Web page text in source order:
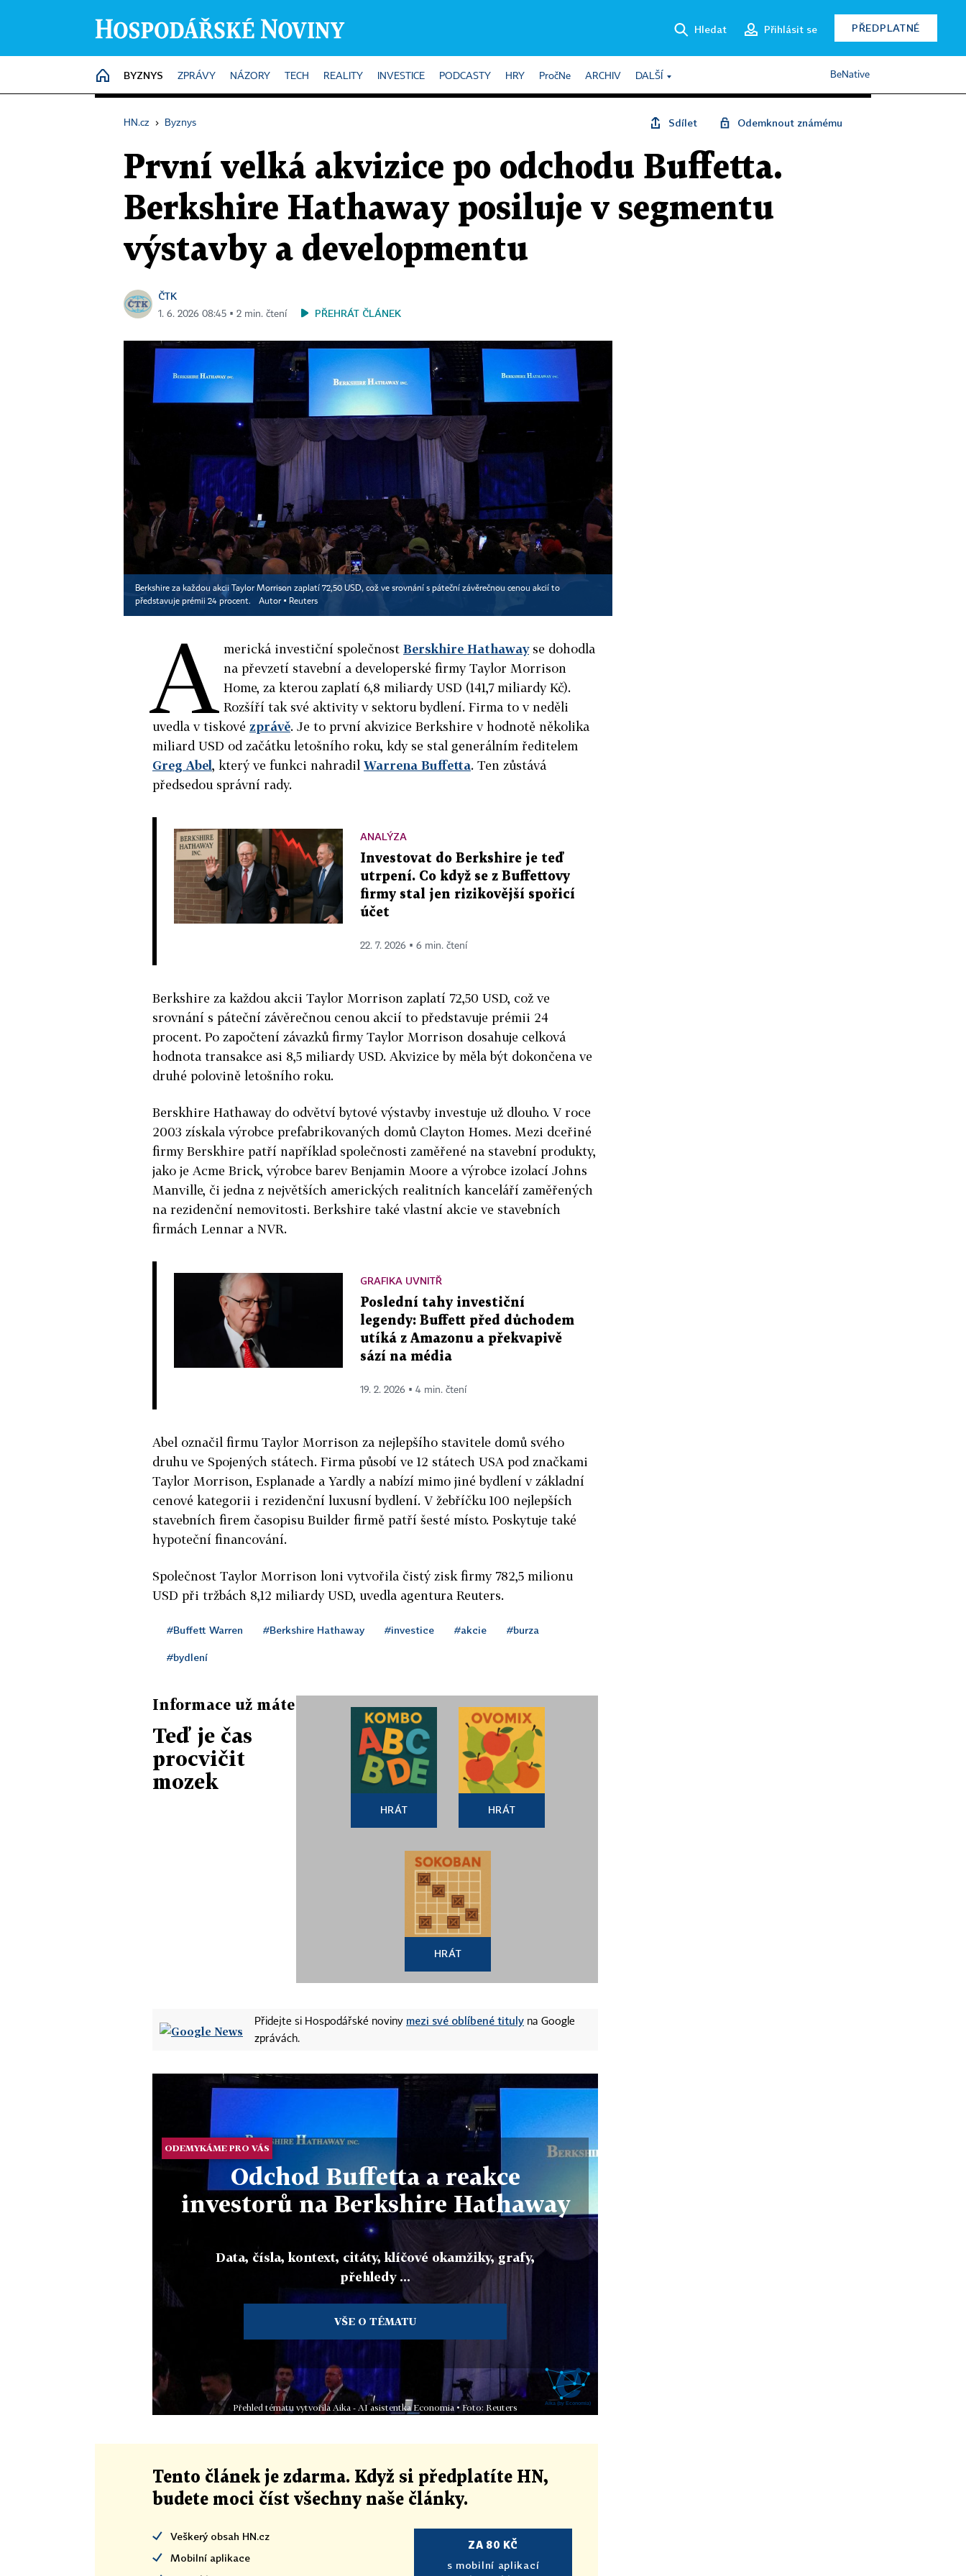
Hledat Přihlásit se PŘEDPLATNÉ
HOME
BYZNYS ZPRÁVY NÁZORY TECH REALITY INVESTICE PODCASTY HRY PročNe ARCHIV DALŠÍ BeNative
HN.cz › Byznys Sdílet Odemknout známému
První velká akvizice po odchodu Buffetta.
Berkshire Hathaway posiluje v segmentu
výstavby a developmentu
ČTK
1. 6. 2026 08:45 ▪ 2 min. čtení PŘEHRÁT ČLÁNEK
Berkshire za každou akcii Taylor Morrison zaplatí 72,50 USD, což ve srovnání s páteční závěrečnou cenou akcií to
představuje prémii 24 procent.
Autor ▪ Reuters
A merická investiční společnost Berskhire Hathawayse dohodla
na převzetí stavební a developerské firmy Taylor Morrison
Home, za kterou zaplatí 6,8 miliardy USD (141,7 miliardy Kč).
Rozšíří tak své aktivity v sektoru bydlení. Firma to v neděli
uvedla v tiskové zprávě. Je to první akvizice Berkshire v hodnotě několika
miliard USD od začátku letošního roku, kdy se stal generálním ředitelem
Greg Abel, který ve funkci nahradil Warrena Buffetta. Ten zůstává
předsedou správní rady.
ANALÝZA
Investovat do Berkshire je teď
utrpení. Co když se z Buffettovy
firmy stal jen rizikovější spořicí
účet
22. 7. 2026 ▪ 6 min. čtení
Berkshire za každou akcii Taylor Morrison zaplatí 72,50 USD, což ve
srovnání s páteční závěrečnou cenou akcií to představuje prémii 24
procent. Po započtení závazků firmy Taylor Morrison dosahuje celková
hodnota transakce asi 8,5 miliardy USD. Akvizice by měla být dokončena ve
druhé polovině letošního roku.
Berskhire Hathaway do odvětví bytové výstavby investuje už dlouho. V roce
2003 získala výrobce prefabrikovaných domů Clayton Homes. Mezi dceřiné
firmy Berskhire patří například společnosti zaměřené na stavební produkty,
jako je Acme Brick, výrobce barev Benjamin Moore a výrobce izolací Johns
Manville, či jedna z největších amerických realitních kanceláří zaměřených
na rezidenční nemovitosti. Berkshire také vlastní akcie ve stavebních
firmách Lennar a NVR.
GRAFIKA UVNITŘ
Poslední tahy investiční
legendy: Buffett před důchodem
utíká z Amazonu a překvapivě
sází na média
19. 2. 2026 ▪ 4 min. čtení
Abel označil firmu Taylor Morrison za nejlepšího stavitele domů svého
druhu ve Spojených státech. Firma působí ve 12 státech USA pod značkami
Taylor Morrison, Esplanade a Yardly a nabízí mimo jiné bydlení v základní
cenové kategorii i rezidenční luxusní bydlení. V žebříčku 100 nejlepších
stavebních firem časopisu Builder firmě patří šesté místo. Poskytuje také
hypoteční financování.
Společnost Taylor Morrison loni vytvořila čistý zisk firmy 782,5 milionu
USD při tržbách 8,12 miliardy USD, uvedla agentura Reuters.
#Buffett Warren #Berkshire Hathaway #investice #akcie #burza
#bydlení
Informace už máte
Teď je čas
procvičit
mozek
HRÁT HRÁT
HRÁT
Přidejte si Hospodářské noviny mezi své oblíbené tituly na Google
zprávách.
ODEMYKÁME PRO VÁS
Odchod Buffetta a reakce
investorů na Berkshire Hathaway
Data, čísla, kontext, citáty, klíčové okamžiky, grafy,
přehledy ...
VŠE O TÉMATU
Přehled tématu vytvořila Aika - AI asistentka Economia • Foto: Reuters
Tento článek je zdarma. Když si předplatíte HN,
budete moci číst všechny naše články.
Veškerý obsah HN.cz
Mobilní aplikace
ZA 80 KČ
s mobilní aplikací